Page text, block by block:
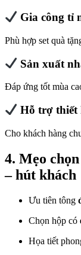
Gia công tỉ
Phù hợp set quà
Sản xuất
Đáp ứng tốt mùa
Hỗ trợ thiết
Cho khách hàng
4. Mẹo
– hút khách
Ưu tiên tông
Chọn hộp có
Họa tiết